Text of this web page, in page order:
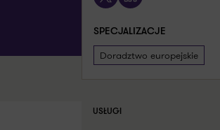
SPECJALIZACJE
Doradztwo europejskie
USŁUGI